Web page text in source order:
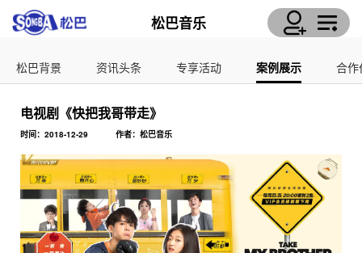
松巴音乐
松巴背景 资讯头条 专享活动 案例展示 合作
电视剧《快把我哥带走》
时间：2018-12-29 作者：松巴音乐